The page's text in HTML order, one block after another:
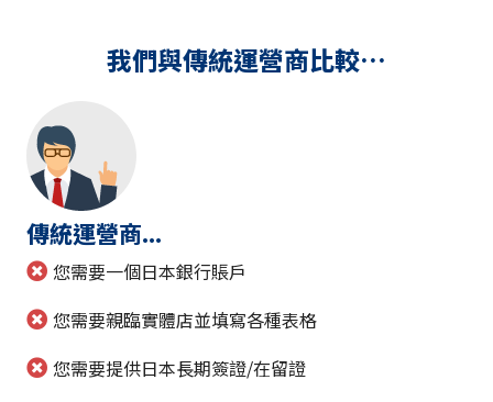
我們與傳統運營商比較…
傳統運營商...
您需要一個日本銀行賬戶
您需要親臨實體店並填寫各種表格
您需要提供日本長期簽證/在留證